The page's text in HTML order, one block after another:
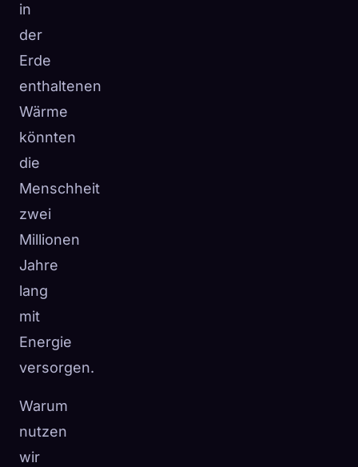
in
der
Erde
enthaltenen
Wärme
könnten
die
Menschheit
zwei
Millionen
Jahre
lang
mit
Energie
versorgen.
Warum
nutzen
wir